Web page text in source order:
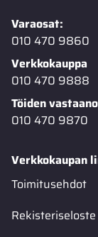
Varaosat:
010 470 9860
Verkkokauppa
010 470 9888
Töiden
010 470 9870
Verkkokaupan
Toimitusehdot
Rekisteriseloste